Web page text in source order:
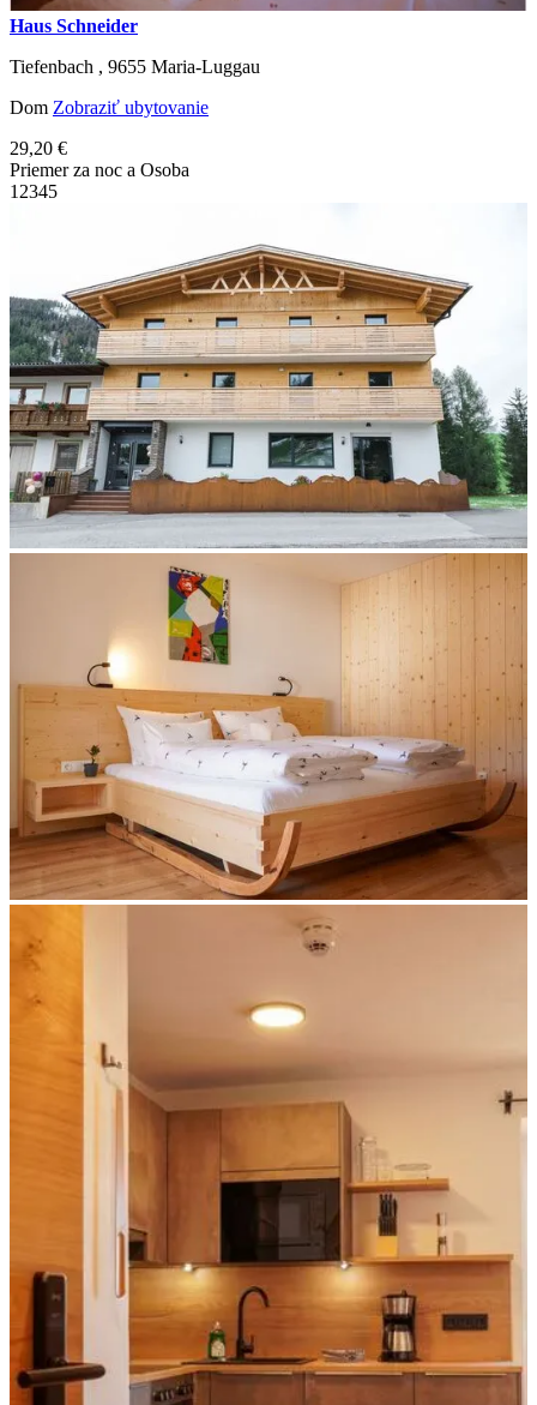
Haus Schneider
Tiefenbach , 9655 Maria-Luggau
Dom Zobraziť ubytovanie
29,20 €
Priemer za noc a Osoba
1 2345